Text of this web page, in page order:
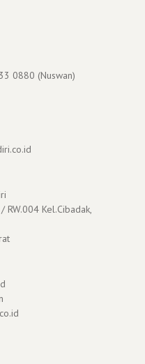
0880 (Nuswan)
RW.004 Kel.Cibadak,